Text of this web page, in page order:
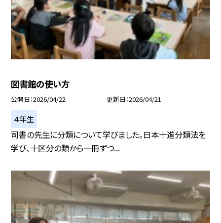
図書館の使い方
公開日 2026/04/22 更新日 2026/04/21
４年生
司書の先生に分類について学びました。日本十進分類法を
学び、十区分の類から一冊ずつ...